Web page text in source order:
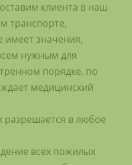
клиента в наш
транспорте,
имеет значения,
нужным для
порядке, по
медицинский
разрешается в любое
всех пожилых